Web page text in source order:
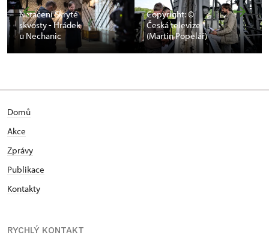
Natáčení Skryté
skvosty - Hrádek
u Nechanic
Copyright: ©
Česká televize
(Martin Popelář)
Domů
Akce
Zprávy
Publikace
Kontakty
RYCHLÝ KONTAKT